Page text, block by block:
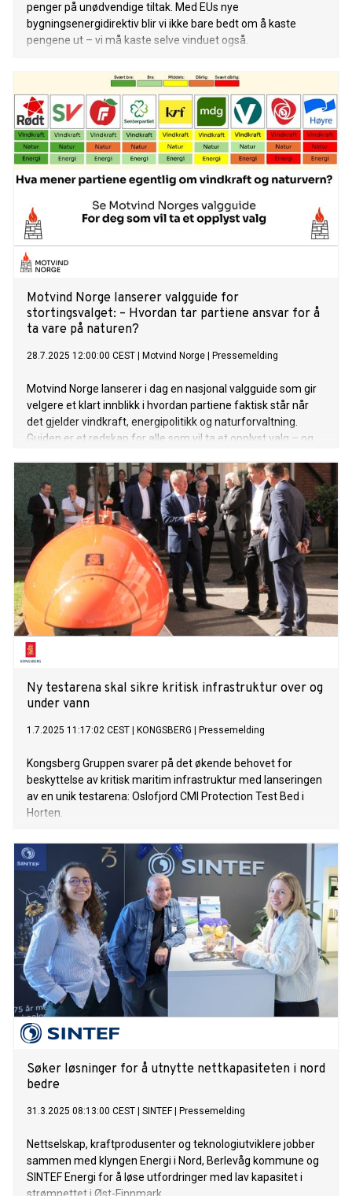
penger på unødvendige tiltak. Med EUs nye
bygningsenergidirektiv blir vi ikke bare bedt om å kaste
pengene ut – vi må kaste selve vinduet også.
Motvind Norge lanserer valgguide for
stortingsvalget: – Hvordan tar partiene ansvar for å
ta vare på naturen?
28.7.2025 12:00:00 CEST Motvind Norge Pressemelding
Motvind Norge lanserer i dag en nasjonal valgguide som gir
velgere et klart innblikk i hvordan partiene faktisk står når
det gjelder vindkraft, energipolitikk og naturforvaltning.
Guiden er et redskap for alle som vil ta et opplyst valg – og
generasjoner.
Ny testarena skal sikre kritisk infrastruktur over og
under vann
1.7.2025 11:17:02 CEST KONGSBERG Pressemelding
Kongsberg Gruppen svarer på det økende behovet for
beskyttelse av kritisk maritim infrastruktur med lanseringen
av en unik testarena: Oslofjord CMI Protection Test Bed i
Horten.
Søker løsninger for å utnytte nettkapasiteten i nord
bedre
31.3.2025 08:13:00 CEST SINTEF| Pressemelding
Nettselskap, kraftprodusenter og teknologiutviklere jobber
sammen med klyngen Energi i Nord, Berlevåg kommune og
SINTEF Energi for å løse utfordringer med lav kapasitet i